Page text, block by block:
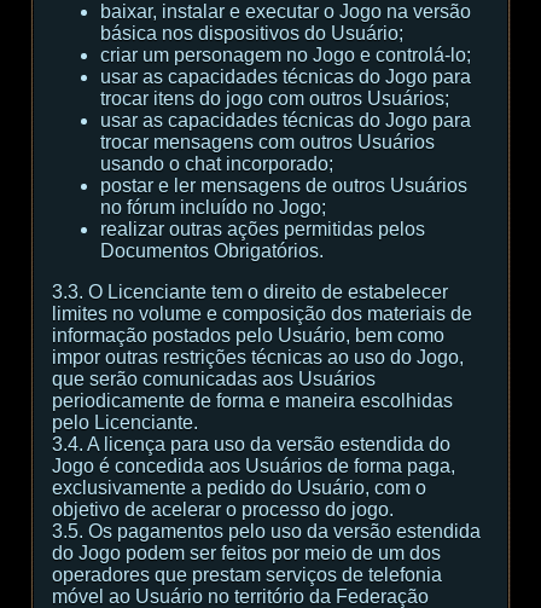
baixar, instalar e executar o Jogo na versão
básica nos dispositivos do Usuário;
criar um personagem no Jogo e controlá-lo;
usar as capacidades técnicas do Jogo para
trocar itens do jogo com outros Usuários;
usar as capacidades técnicas do Jogo para
trocar mensagens com outros Usuários
usando o chat incorporado;
postar e ler mensagens de outros Usuários
no fórum incluído no Jogo;
realizar outras ações permitidas pelos
Documentos Obrigatórios.
3.3. O Licenciante tem o direito de estabelecer
limites no volume e composição dos materiais de
informação postados pelo Usuário, bem como
impor outras restrições técnicas ao uso do Jogo,
que serão comunicadas aos Usuários
periodicamente de forma e maneira escolhidas
pelo Licenciante.
3.4. A licença para uso da versão estendida do
Jogo é concedida aos Usuários de forma paga,
exclusivamente a pedido do Usuário, com o
objetivo de acelerar o processo do jogo.
3.5. Os pagamentos pelo uso da versão estendida
do Jogo podem ser feitos por meio de um dos
operadores que prestam serviços de telefonia
móvel ao Usuário no território da Federação